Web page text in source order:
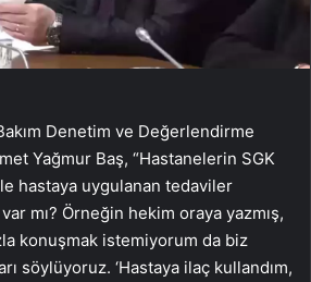
Denetim ve Değerlendirme
Yağmur Baş, “Hastanelerin SGK
hastaya uygulanan tedaviler
mı? Örneğin hekim oraya yazmış,
konuşmak istemiyorum da biz
söylüyoruz. ‘Hastaya ilaç kullandım,